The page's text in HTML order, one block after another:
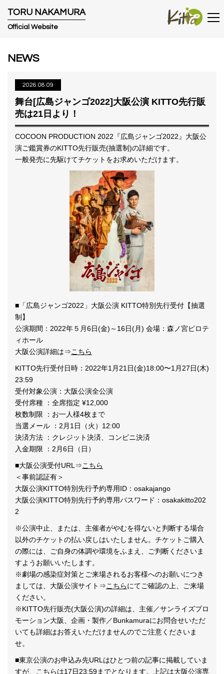
TORU NAKAMURA
Official Website
NEWS
2026.08.09
舞台[広島ジャンゴ2022]大阪公演 KITTO先行販
売は21日より！
COCOON PRODUCTION 2022『広島ジャンゴ2022』大阪公
演ご鑑賞券のKITTO先行販売(抽選制)の詳細です。
一般発売に先駆けてチケットをお求めいただけます。
■「広島ジャンゴ2022」大阪公演 KITTO特別先行受付【抽選
制】
公演期間：2022年５月6日(金)～16日(月) 会場：森ノ宮ピロテ
ィホール
大阪公演詳細は⇒こちら
KITTO先行受付日時：2022年1月21日(金)18:00〜1月27日(木)
23:59
受付対象公演：大阪公演全公演
受付席種 ：全席指定 ¥12,000
枚数制限 ：お一人様4枚まで
当選メール ：2月1日（火）12:00
決済方法 ：クレジット決済、コンビニ決済
入金期限 ：2月6日（日）
■大阪公演受付URL⇒こちら
＜事前認証有＞
大阪公演KITTO特別先行予約専用ID：osakajango
大阪公演KITTO特別先行予約専用パスワード：osakakitto202
2
※公演中止、または、主催者がやむを得ないと判断する場合
以外のチケットの払い戻しはいたしません。チケットご購入
の際には、ご自身の体調や環境をふまえ、ご判断くださいま
すようお願いいたします。
※劇場の感染症対策とご来場されるお客様へのお願いにつき
ましては、大阪公演サイト⇒こちらにてご確認の上、ご来場
ください。
※KITTO先行販売(大阪公演)の詳細は、主催／サンライズプロ
モーション大阪、企画・製作／Bunkamuraにお問合せいただ
いても詳細はお答えいただけませんのでご注意くださいま
せ。
■東京公演のお申込み先URLはひとつ前の記事に掲載していま
すが、こちらは17日23:59までとなります。上記は大阪公演専